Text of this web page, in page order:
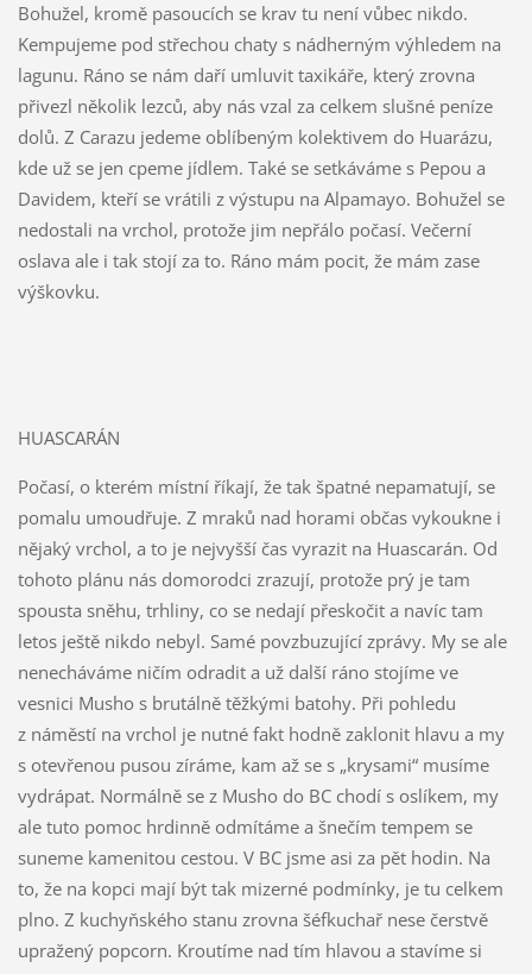
Bohužel, kromě pasoucích se krav tu není vůbec nikdo.
Kempujeme pod střechou chaty s nádherným výhledem na
lagunu. Ráno se nám daří umluvit taxikáře, který zrovna
přivezl několik lezců, aby nás vzal za celkem slušné peníze
dolů. Z Carazu jedeme oblíbeným kolektivem do Huarázu,
kde už se jen cpeme jídlem. Také se setkáváme s Pepou a
Davidem, kteří se vrátili z výstupu na Alpamayo. Bohužel se
nedostali na vrchol, protože jim nepřálo počasí. Večerní
oslava ale i tak stojí za to. Ráno mám pocit, že mám zase
výškovku.
HUASCARÁN
Počasí, o kterém místní říkají, že tak špatné nepamatují, se
pomalu umoudřuje. Z mraků nad horami občas vykoukne i
nějaký vrchol, a to je nejvyšší čas vyrazit na Huascarán. Od
tohoto plánu nás domorodci zrazují, protože prý je tam
spousta sněhu, trhliny, co se nedají přeskočit a navíc tam
letos ještě nikdo nebyl. Samé povzbuzující zprávy. My se ale
nenecháváme ničím odradit a už další ráno stojíme ve
vesnici Musho s brutálně těžkými batohy. Při pohledu
z náměstí na vrchol je nutné fakt hodně zaklonit hlavu a my
s otevřenou pusou zíráme, kam až se s „krysami“ musíme
vydrápat. Normálně se z Musho do BC chodí s oslíkem, my
ale tuto pomoc hrdinně odmítáme a šnečím tempem se
suneme kamenitou cestou. V BC jsme asi za pět hodin. Na
to, že na kopci mají být tak mizerné podmínky, je tu celkem
plno. Z kuchyňského stanu zrovna šéfkuchař nese čerstvě
upražený popcorn. Kroutíme nad tím hlavou a stavíme si